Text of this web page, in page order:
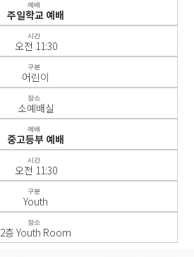
예배
주일학교 예배
시간
오전 11:30
구분
어린이
장소
소예배실
예배
중고등부 예배
시간
오전 11:30
구분
Youth
장소
2층 Youth Room